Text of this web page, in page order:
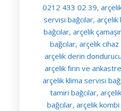
0212 433 02 39,
servisi bağcılar, arçelik
bağcılar, arçelik
bağcılar, arçelik
arçelik derin
arçelik fırın ve
arçelik klima servisi
tamiri bağcılar,
bağcılar, arçelik